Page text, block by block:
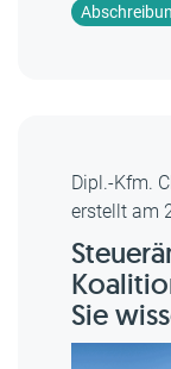
Dipl.-Kfm.
erstellt am
Sie